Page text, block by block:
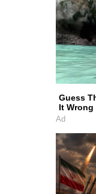
Guess
It Wrong
Ad